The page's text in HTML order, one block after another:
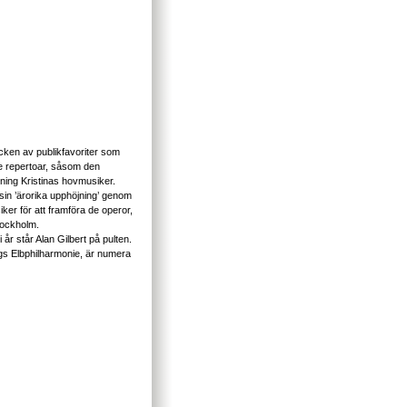
av publikfavoriter som
repertoar, såsom den
Kristinas hovmusiker.
’ärorika upphöjning’ genom
för att framföra de operor,
står Alan Gilbert på pulten.
Elbphilharmonie, är numera